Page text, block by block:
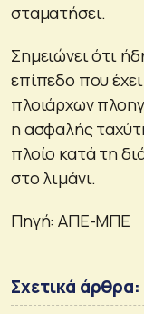
σταματήσει.
Σημειώνει ότι
επίπεδο που
πλοιάρχων
η ασφαλής
πλοίο κατά τη
στο λιμάνι.
Πηγή: ΑΠΕ-ΜΠΕ
Σχετικά άρθρα: